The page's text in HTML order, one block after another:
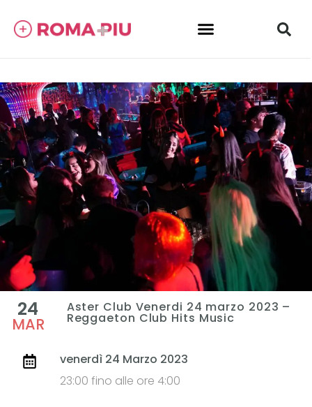
24
MAR
Aster Club Venerdi 24 marzo 2023 –
Reggaeton Club Hits Music
venerdì 24 Marzo 2023
23:00 fino alle ore 4:00